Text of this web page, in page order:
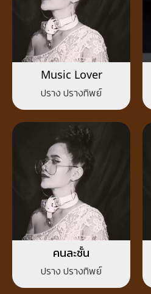
Music Lover
ปราง ปรางทิพย์
คนละชั้น
ปราง ปรางทิพย์